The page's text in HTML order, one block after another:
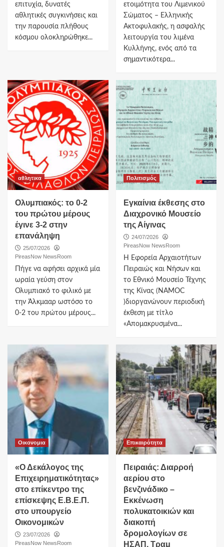
επιτυχία, δυνατές
αθλητικές συγκινήσεις και
την παρουσία πλήθους
κόσμου ολοκληρώθηκε...
ετοιμότητα του Λιμενικού
Σώματος – Ελληνικής
Ακτοφυλακής, η ασφαλής
λειτουργία του λιμένα
Κυλλήνης, ενός από τα
σημαντικότερα...
αθλητικα
Ολυμπιακός: το 0-2
του πρώτου μέρους
έγινε 3-2 στην
επανάληψη
25/07/2026
PireasNow NewsRoom
Πήγε να αφήσει αρχικά μία
ωραία γεύση στον
Ολυμπιακό το φιλικό με
την Άλκμααρ ωστόσο το
0-2 του πρώτου μέρους...
Πολιτισμός
Εγκαίνια έκθεσης στο
Διαχρονικό Μουσείο
της Αίγινας
24/07/2026
PireasNow NewsRoom
Η Εφορεία Αρχαιοτήτων
Πειραιώς και Νήσων και
το Εθνικό Μουσείο Τέχνης
της Κίνας (NAMΟC
)διοργανώνουν περιοδική
έκθεση με τίτλο
«Απομακρυσμένα...
Οικονομια
«Ο Δεκάλογος της
Επιχειρηματικότητας»
στο επίκεντρο της
επίσκεψης Ε.Β.Ε.Π.
στο υπουργείο
Οικονομικών
23/07/2026
PireasNow NewsRoom
Επικαιρότητα
Πειραιάς: Διαρροή
αερίου στο
βενζινάδικο –
Εκκένωση
πολυκατοικιών και
διακοπή
δρομολογίων σε
ΗΣΑΠ, Τραμ